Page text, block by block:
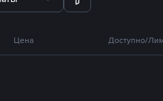
Цена Доступно/